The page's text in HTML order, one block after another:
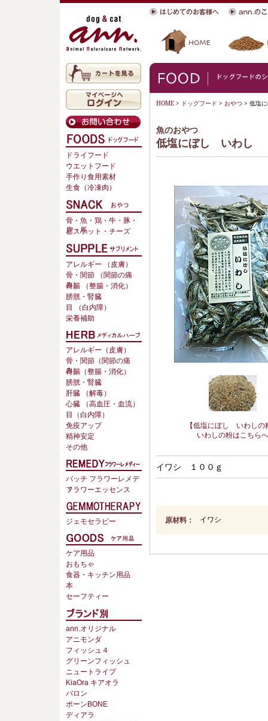
HOME > ドッグフード > おやつ > 低塩
魚のおやつ
低塩にぼし いわし
【低塩にぼし いわしの
いわしの粉はこちらへ
イワシ １００ｇ
原材料： イワシ
ドライフード
ウエットフード
手作り食用素材
生食（冷凍肉）
骨・魚・鶏・牛・豚・
鹿・馬
ビスケット・チーズ
アレルギー （皮膚）
骨・関節 （関節の痛
み）
胃腸 （整腸・消化）
膀胱・腎臓
目 （白内障）
栄養補助
アレルギー（皮膚）
骨・関節（関節の痛
み）
胃腸（整腸・消化）
膀胱・腎臓
肝臓 （解毒）
心臓 （高血圧・血流）
目（白内障）
免疫アップ
精神安定
その他
バッチ フラワーレメデ
ィ
フラワーエッセンス
ジェモセラピー
ケア用品
おもちゃ
食器・キッチン用品
本
セーフティー
ann.オリジナル
アニモンダ
フィッシュ４
グリーンフィッシュ
ニュートライプ
KiaOra キアオラ
バロン
ボーンBONE
ディアラ